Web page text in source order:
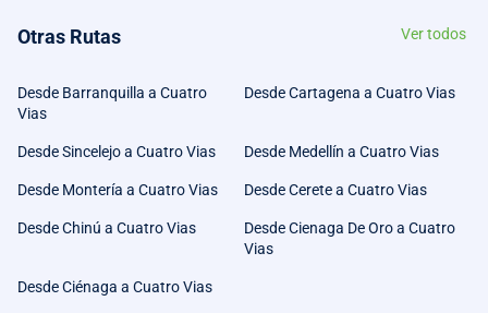
Otras Rutas Ver todos
Desde Barranquilla a Cuatro
Vias
Desde Cartagena a Cuatro Vias
Desde Sincelejo a Cuatro Vias Desde Medellín a Cuatro Vias
Desde Montería a Cuatro Vias Desde Cerete a Cuatro Vias
Desde Chinú a Cuatro Vias
Desde Cienaga De Oro a Cuatro
Vias
Desde Ciénaga a Cuatro Vias